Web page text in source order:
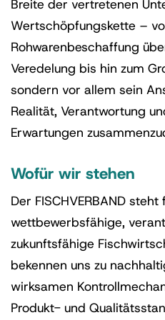
Breite der vertretenen
Wertschöpfungskette –
Rohwarenbeschaffung
Veredelung bis hin zum
sondern vor allem sein
Realität, Verantwortung
Erwartungen
Wofür wir stehen
Der FISCHVERBAND steht
wettbewerbsfähige,
zukunftsfähige
bekennen uns zu
wirksamen
Produkt- und